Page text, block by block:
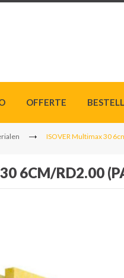
OFFERTE
ISOVER Multimax 30
6CM/RD2.00